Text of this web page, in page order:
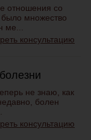
отношения со
множество
ме...
консультацию
не знаю, как
болен
консультацию